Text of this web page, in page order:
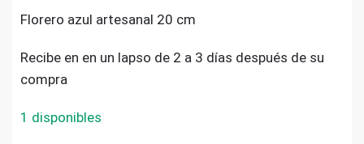
Florero azul artesanal 20 cm
Recibe en en un lapso de 2 a 3 días después de su
compra
1 disponibles